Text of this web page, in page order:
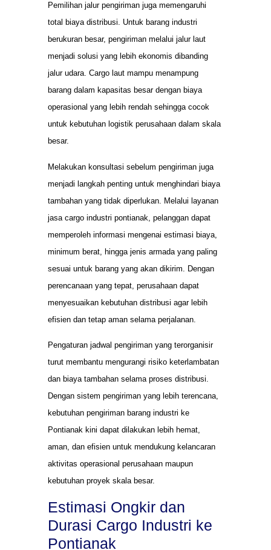
Pemilihan jalur pengiriman juga memengaruhi
total biaya distribusi. Untuk barang industri
berukuran besar, pengiriman melalui jalur laut
menjadi solusi yang lebih ekonomis dibanding
jalur udara. Cargo laut mampu menampung
barang dalam kapasitas besar dengan biaya
operasional yang lebih rendah sehingga cocok
untuk kebutuhan logistik perusahaan dalam skala
besar.
Melakukan konsultasi sebelum pengiriman juga
menjadi langkah penting untuk menghindari biaya
tambahan yang tidak diperlukan. Melalui layanan
jasa cargo industri pontianak, pelanggan dapat
memperoleh informasi mengenai estimasi biaya,
minimum berat, hingga jenis armada yang paling
sesuai untuk barang yang akan dikirim. Dengan
perencanaan yang tepat, perusahaan dapat
menyesuaikan kebutuhan distribusi agar lebih
efisien dan tetap aman selama perjalanan.
Pengaturan jadwal pengiriman yang terorganisir
turut membantu mengurangi risiko keterlambatan
dan biaya tambahan selama proses distribusi.
Dengan sistem pengiriman yang lebih terencana,
kebutuhan pengiriman barang industri ke
Pontianak kini dapat dilakukan lebih hemat,
aman, dan efisien untuk mendukung kelancaran
aktivitas operasional perusahaan maupun
kebutuhan proyek skala besar.
Estimasi Ongkir dan
Durasi Cargo Industri ke
Pontianak